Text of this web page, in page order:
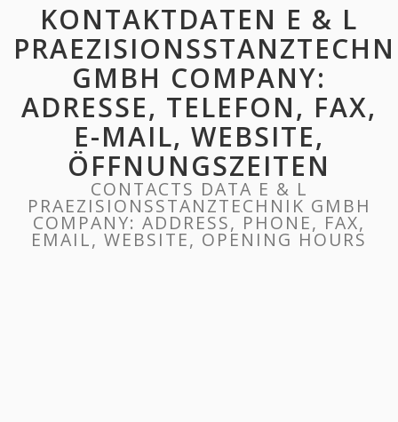
KONTAKTDATEN E & L
GMBH COMPANY:
ADRESSE, TELEFON, FAX,
E-MAIL, WEBSITE,
ÖFFNUNGSZEITEN
CONTACTS DATA E & L
PRAEZISIONSSTANZTECHNIK GMBH
COMPANY: ADDRESS, PHONE, FAX,
EMAIL, WEBSITE, OPENING HOURS